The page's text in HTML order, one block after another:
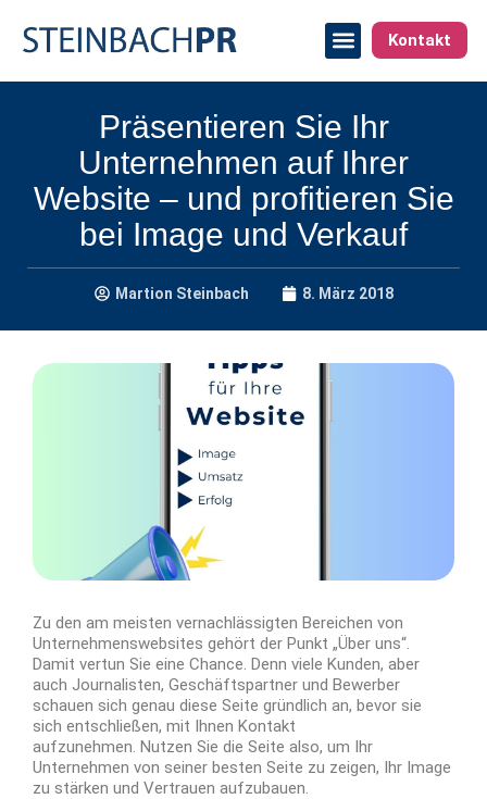
Kontakt
Präsentieren Sie Ihr
Unternehmen auf Ihrer
Website – und profitieren Sie
bei Image und Verkauf
Martion Steinbach 8. März 2018
Zu den am meisten vernachlässigten Bereichen von
Unternehmenswebsites gehört der Punkt „Über uns“.
Damit vertun Sie eine Chance. Denn viele Kunden, aber
auch Journalisten, Geschäftspartner und Bewerber
schauen sich genau diese Seite gründlich an, bevor sie
sich entschließen, mit Ihnen Kontakt
aufzunehmen. Nutzen Sie die Seite also, um Ihr
Unternehmen von seiner besten Seite zu zeigen, Ihr Image
zu stärken und Vertrauen aufzubauen.